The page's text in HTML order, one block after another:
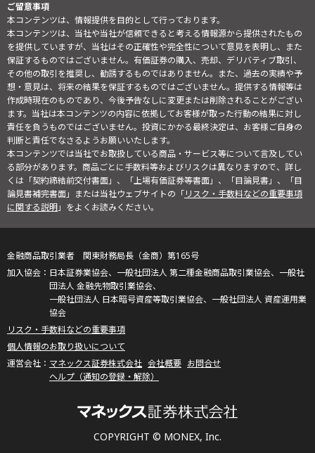
ご留意事項
本コンテンツは、情報提供を目的として行っております。
本コンテンツは、当社や当社が信頼できると考える情報源から提供されたもの
を提供していますが、当社はその正確性や完全性について意見を表明し、また
保証するものではございません。有価証券の購入、売却、デリバティブ取引、
その他の取引を推奨し、勧誘するものではありません。また、過去の実績や予
想・意見は、将来の結果を保証するものではございません。提供する情報等は
作成時現在のものであり、今後予告なしに変更または削除されることがござい
ます。当社は本コンテンツの内容に依拠してお客様が取った行動の結果に対し
責任を負うものではございません。投資にかかる最終決定は、お客様ご自身の
判断と責任でなさるようお願いいたします。
本コンテンツでは当社でお取扱している商品・サービス等について言及してい
る部分があります。商品ごとに手数料等およびリスクは異なりますので、詳し
くは「契約締結前交付書面」、「上場有価証券等書面」、「目論見書」、「目
論見書補完書面」または当社ウェブサイトの「リスク・手数料などの重要事項
に関する説明」をよくお読みください。
COPYRIGHT © MONEX, Inc.
金融商品取引業者 関東財務局長（金商）第165号
日本証券業協会、一般社団法人 第二種金融商品取引業協会、一般社
団法人 金融先物取引業協会、
一般社団法人 日本暗号資産等取引業協会、一般社団法人 資産運用業
協会
リスク・手数料などの重要事項
個人情報のお取り扱いについて
マネックス証券株式会社 会社概要 お問合せ
ヘルプ（通知の登録・解除）